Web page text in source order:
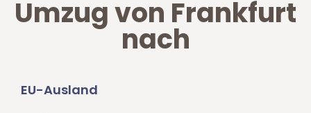
Umzug von Frankfurt
nach
EU-Ausland